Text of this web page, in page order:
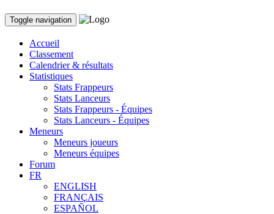
Toggle navigation
Accueil
Classement
Calendrier & résultats
Statistiques
Stats Frappeurs
Stats Lanceurs
Stats Frappeurs - Équipes
Stats Lanceurs - Équipes
Meneurs
Meneurs joueurs
Meneurs équipes
Forum
FR
ENGLISH
FRANÇAIS
ESPAÑOL